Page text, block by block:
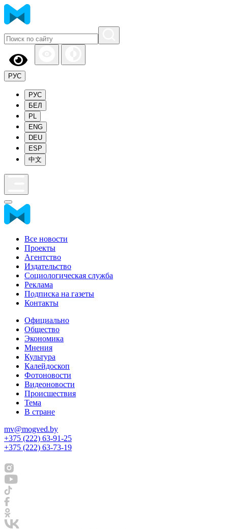
РУС
РУС
БЕЛ
PL
ENG
DEU
ESP
中文
Все новости
Проекты
Агентство
Издательство
Социологическая служба
Реклама
Подписка на газеты
Контакты
Официально
Общество
Экономика
Мнения
Культура
Калейдоскоп
Фотоновости
Видеоновости
Происшествия
Тема
В стране
mv@mogved.by
+375 (222) 63-91-25
+375 (222) 63-73-19